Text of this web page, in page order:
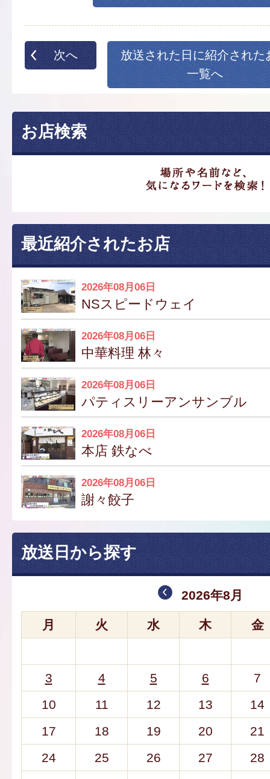
次へ
放送された日に紹介された
一覧へ
お店検索
最近紹介されたお店
2026年08月06日
NSスピードウェイ
2026年08月06日
中華料理 林々
2026年08月06日
パティスリーアンサンブル
2026年08月06日
本店 鉄なべ
2026年08月06日
謝々餃子
放送日から探す
2026年8月
月 火 水 木 金
3 4 5 6
7
10
11 12 13
14
17
18 19 20
21
24
25 26 27
28